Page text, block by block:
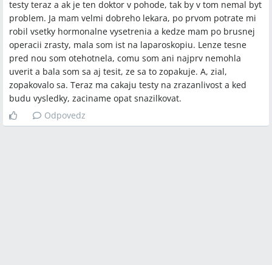
testy teraz a ak je ten doktor v pohode, tak by v tom nemal byt
problem. Ja mam velmi dobreho lekara, po prvom potrate mi
robil vsetky hormonalne vysetrenia a kedze mam po brusnej
operacii zrasty, mala som ist na laparoskopiu. Lenze tesne
pred nou som otehotnela, comu som ani najprv nemohla
uverit a bala som sa aj tesit, ze sa to zopakuje. A, zial,
zopakovalo sa. Teraz ma cakaju testy na zrazanlivost a ked
budu vysledky, zaciname opat snazilkovat.
Odpovedz